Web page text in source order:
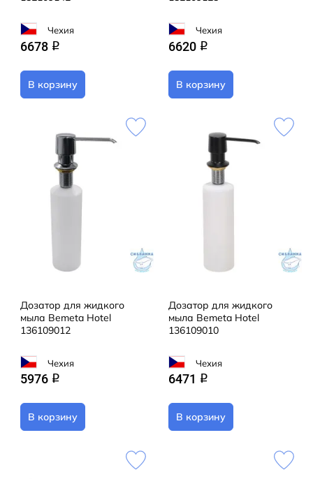
Чехия
6678 q
В корзину
Чехия
6620 q
В корзину
Дозатор для жидкого
мыла Bemeta Hotel
136109012
Чехия
5976 q
В корзину
Дозатор для жидкого
мыла Bemeta Hotel
136109010
Чехия
6471 q
В корзину